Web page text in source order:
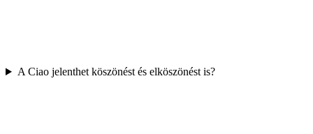
A Ciao jelenthet köszönést és elköszönést is?